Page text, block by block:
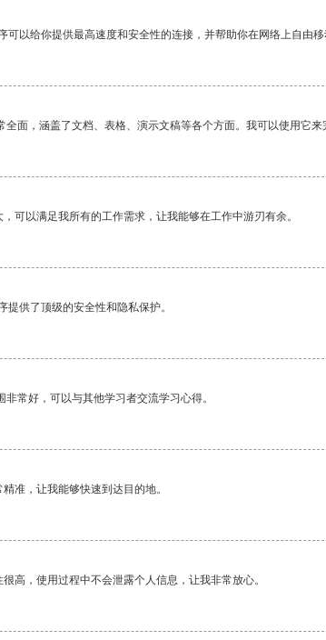
可以给你提供最高速度和安全性的连接，并帮助你在网络上自由移
全面，涵盖了文档、表格、演示文稿等各个方面。我可以使用它来
可以满足我所有的工作需求，让我能够在工作中游刃有余。
提供了顶级的安全性和隐私保护。
常好，可以与其他学习者交流学习心得。
准，让我能够快速到达目的地。
高，使用过程中不会泄露个人信息，让我非常放心。